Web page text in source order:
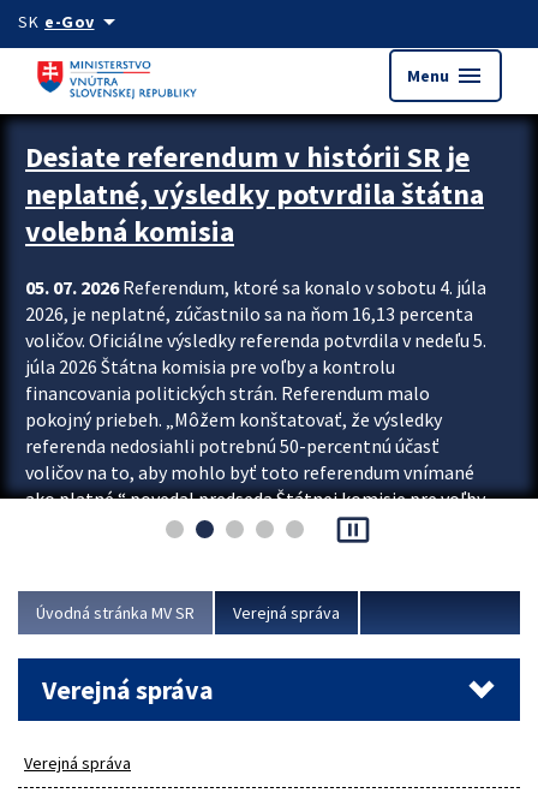
Preskocit na hlavný obsah
SK e-Govarrow_drop_down
Menu menu
Zastavit automatický posun upútavok
Desiate referendum v histórii SR je
neplatné, výsledky potvrdila štátna
volebná komisia
05. 07. 2026Referendum, ktoré sa konalo v sobotu 4. júla
2026, je neplatné, zúčastnilo sa na ňom 16,13 percenta
voličov. Oficiálne výsledky referenda potvrdila v nedeľu 5.
júla 2026 Štátna komisia pre voľby a kontrolu
financovania politických strán. Referendum malo
pokojný priebeh. „Môžem konštatovať, že výsledky
referenda nedosiahli potrebnú 50-percentnú účasť
voličov na to, aby mohlo byť toto referendum vnímané
ako platné,“ povedal predseda Štátnej komisie pre voľby
a kontrolu financovania politických...
pause_presentation
Úvodná stránka MV SR Verejná správa
Verejná správa
Verejná správa